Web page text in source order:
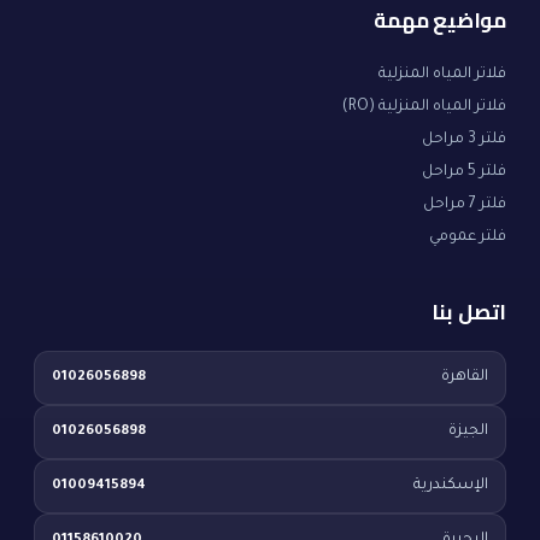
مواضيع مهمة
فلاتر المياه المنزلية
فلاتر المياه المنزلية (RO)
فلتر 3 مراحل
فلتر 5 مراحل
فلتر 7 مراحل
فلتر عمومي
اتصل بنا
القاهرة 01026056898
الجيزة 01026056898
الإسكندرية 01009415894